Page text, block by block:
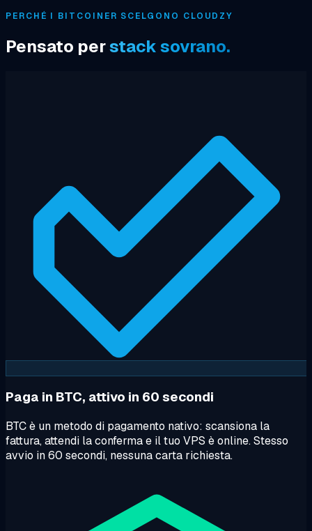
PERCHÉ I BITCOINER SCELGONO CLOUDZY
Pensato perstack sovrano.
Paga in BTC, attivo in 60 secondi
BTC è un metodo di pagamento nativo: scansiona la
fattura, attendi la conferma e il tuo VPS è online. Stesso
avvio in 60 secondi, nessuna carta richiesta.